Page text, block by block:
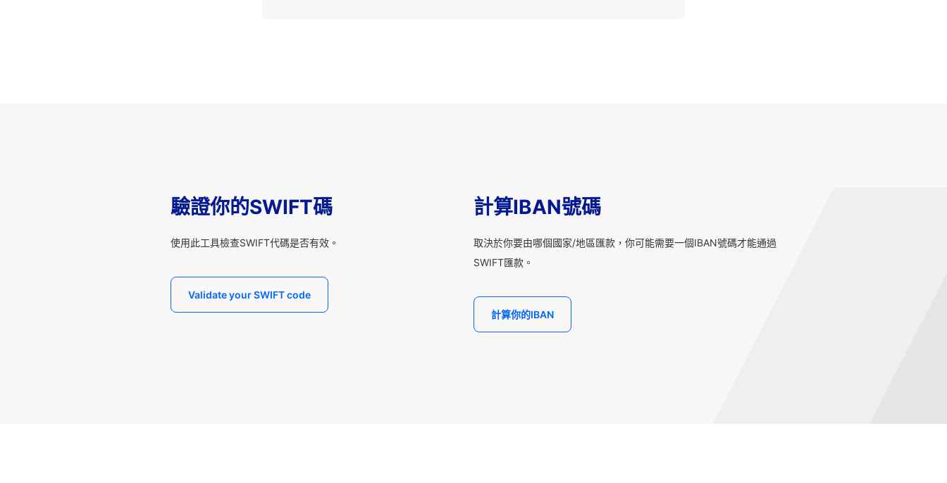
驗證你的SWIFT碼
使用此工具檢查SWIFT代碼是否有效。
Validate your SWIFT code
計算IBAN號碼
取決於你要由哪個國家/地區匯款，你可能需要一個IBAN號碼才能通過
SWIFT匯款。
計算你的IBAN